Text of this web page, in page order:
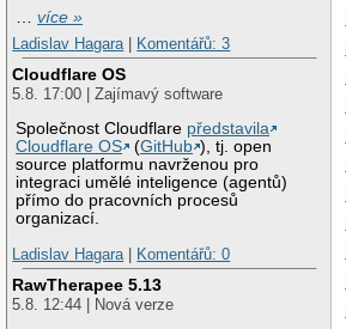
…více »
Ladislav Hagara
Komentářů: 3
Cloudflare OS
5.8. 17:00 | Zajímavý software
Společnost Cloudflare představila
Cloudflare OS
(GitHub ), tj. open
source platformu navrženou pro
integraci umělé inteligence (agentů)
přímo do pracovních procesů
organizací.
Ladislav Hagara
Komentářů: 0
RawTherapee 5.13
5.8. 12:44 | Nová verze